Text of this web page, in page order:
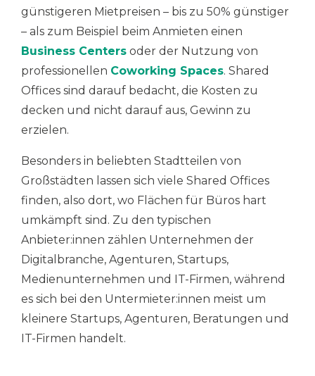
günstigeren Mietpreisen – bis zu 50% günstiger
– als zum Beispiel beim Anmieten einen
Business Centers oder der Nutzung von
professionellen Coworking Spaces. Shared
Offices sind darauf bedacht, die Kosten zu
decken und nicht darauf aus, Gewinn zu
erzielen.
Besonders in beliebten Stadtteilen von
Großstädten lassen sich viele Shared Offices
finden, also dort, wo Flächen für Büros hart
umkämpft sind. Zu den typischen
Anbieter:innen zählen Unternehmen der
Digitalbranche, Agenturen, Startups,
Medienunternehmen und IT-Firmen, während
es sich bei den Untermieter:innen meist um
kleinere Startups, Agenturen, Beratungen und
IT-Firmen handelt.